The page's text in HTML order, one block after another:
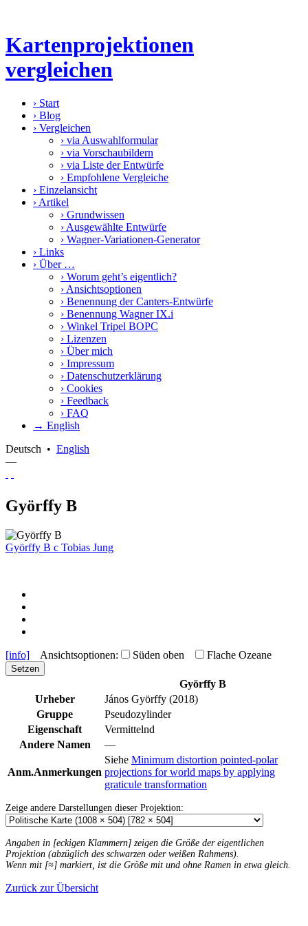
Kartenprojektionen
vergleichen
› Start
› Blog
› Vergleichen
› via Auswahlformular
› via Vorschaubildern
› via Liste der Entwürfe
› Empfohlene Vergleiche
› Einzelansicht
› Artikel
› Grundwissen
› Ausgewählte Entwürfe
› Wagner-Variationen-Generator
› Links
› Über …
› Worum geht’s eigentlich?
› Ansichtsoptionen
› Benennung der Canters-Entwürfe
› Benennung Wagner IX.i
› Winkel Tripel BOPC
› Lizenzen
› Über mich
› Impressum
› Datenschutzerklärung
› Cookies
› Feedback
› FAQ
→ English
Deutsch • English
—
Györffy B
Györffy B c Tobias Jung
[info] Ansichtsoptionen: Süden oben Flache Ozeane
Setzen
Györffy B
Urheber
János Györffy (2018)
Gruppe
Pseudozylinder
Eigenschaft
Vermittelnd
Andere Namen
—
Anm.Anmerkungen
Siehe Minimum distortion pointed-polar
projections for world maps by applying
graticule transformation
Zeige andere Darstellungen dieser Projektion:
Angaben in [eckigen Klammern] zeigen die Größe der eigentlichen
Projektion (abzüglich des schwarzen oder weißen Rahmens).
Wenn mit [≈] markiert, ist die Größe mit und ohne Ramen in etwa gleich.
Zurück zur Übersicht